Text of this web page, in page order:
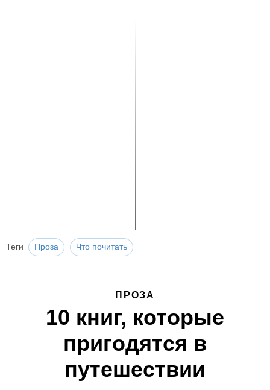
Теги Проза Что почитать
ПРОЗА
10 книг, которые
пригодятся в
путешествии